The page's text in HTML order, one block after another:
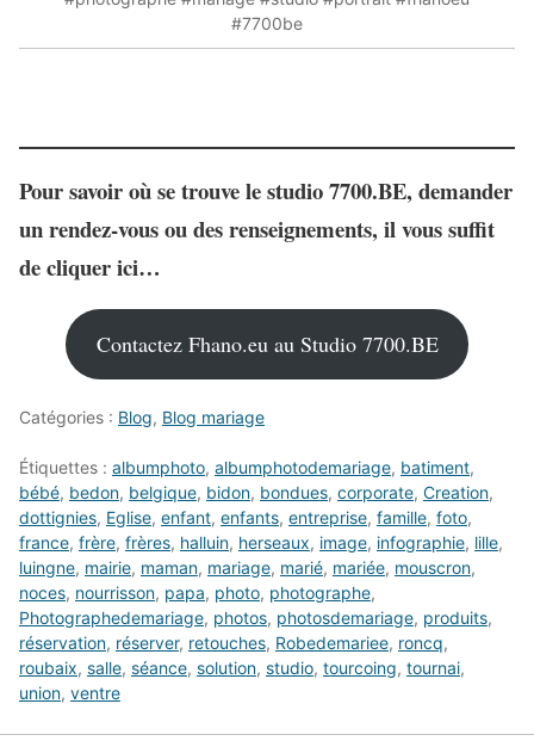
#7700be
Poursavoir où se trouve le studio 7700.BE, demander
un rendez-vous ou des renseignements, il vous suffit
de cliquer ici…
Contactez Fhano.eu au Studio 7700.BE
Catégories : Blog, Blog mariage
Étiquettes : albumphoto, albumphotodemariage, batiment,
bébé, bedon, belgique, bidon, bondues, corporate, Creation,
dottignies, Eglise, enfant, enfants, entreprise, famille, foto,
france, frère, frères, halluin, herseaux, image, infographie, lille,
luingne, mairie, maman, mariage, marié, mariée, mouscron,
noces, nourrisson, papa, photo, photographe,
Photographedemariage, photos, photosdemariage, produits,
réservation, réserver, retouches, Robedemariee, roncq,
roubaix, salle, séance, solution, studio, tourcoing, tournai,
union, ventre